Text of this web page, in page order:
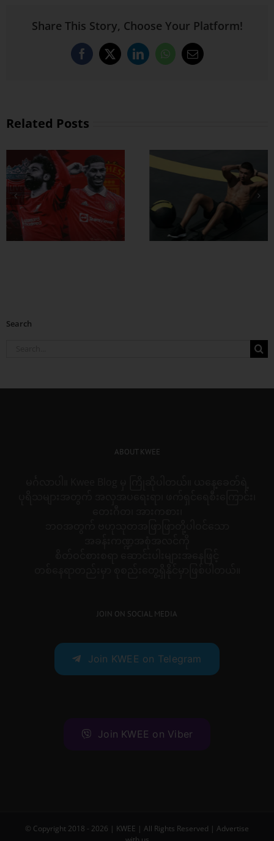
Share This Story, Choose Your Platform!
Facebook
X LinkedInWhatsApp
Email
Related Posts
ထိထိရောက်ရောက်
ဗိုက်ခေါက် အဆီ
တွေ ချဖို့
Search
ABOUT KWEE
JOIN ON SOCIAL MEDIA
Join KWEE on Telegram
Join KWEE on Viber
© Copyright 2018 - 2026 | KWEE | All Rights Reserved | Advertise